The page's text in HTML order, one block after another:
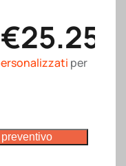
€25.25
per